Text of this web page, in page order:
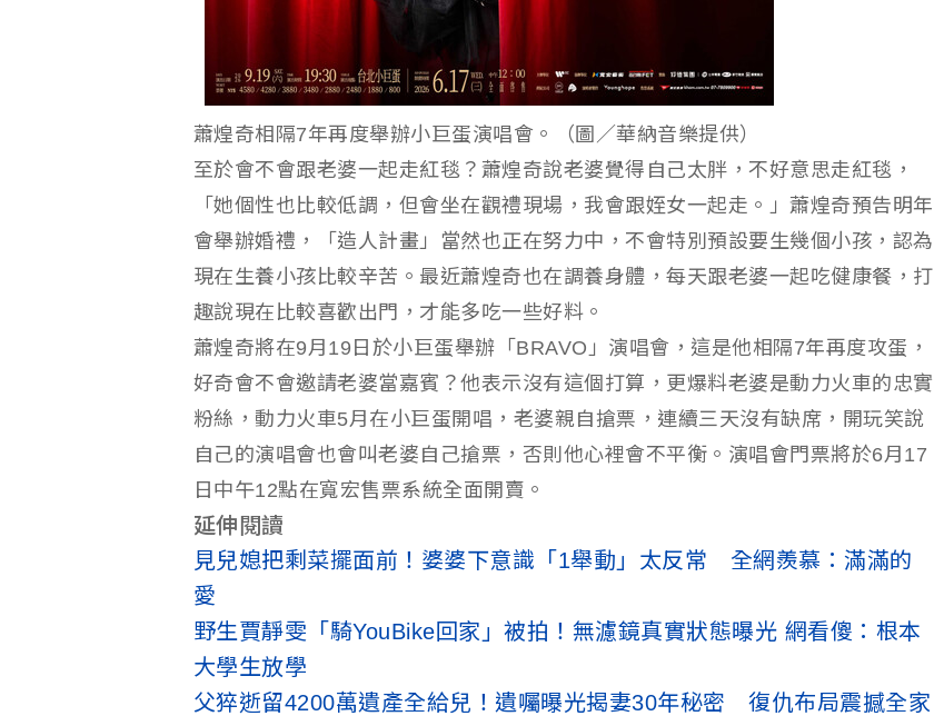
蕭煌奇相隔7年再度舉辦小巨蛋演唱會。（圖／華納音樂提供）
至於會不會跟老婆一起走紅毯？蕭煌奇說老婆覺得自己太胖，不好意思走紅毯，
「她個性也比較低調，但會坐在觀禮現場，我會跟姪女一起走。」蕭煌奇預告明年
會舉辦婚禮，「造人計畫」當然也正在努力中，不會特別預設要生幾個小孩，認為
現在生養小孩比較辛苦。最近蕭煌奇也在調養身體，每天跟老婆一起吃健康餐，打
趣說現在比較喜歡出門，才能多吃一些好料。
蕭煌奇將在9月19日於小巨蛋舉辦「BRAVO」演唱會，這是他相隔7年再度攻蛋，
好奇會不會邀請老婆當嘉賓？他表示沒有這個打算，更爆料老婆是動力火車的忠實
粉絲，動力火車5月在小巨蛋開唱，老婆親自搶票，連續三天沒有缺席，開玩笑說
自己的演唱會也會叫老婆自己搶票，否則他心裡會不平衡。演唱會門票將於6月17
日中午12點在寬宏售票系統全面開賣。
延伸閱讀
見兒媳把剩菜擺面前！婆婆下意識「1舉動」太反常 全網羨慕：滿滿的
愛
野生賈靜雯「騎YouBike回家」被拍！無濾鏡真實狀態曝光 網看傻：根本
大學生放學
父猝逝留4200萬遺產全給兒！遺囑曝光揭妻30年秘密 復仇布局震撼全家